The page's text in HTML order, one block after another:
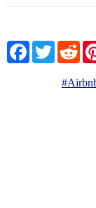
FacebookTwitter